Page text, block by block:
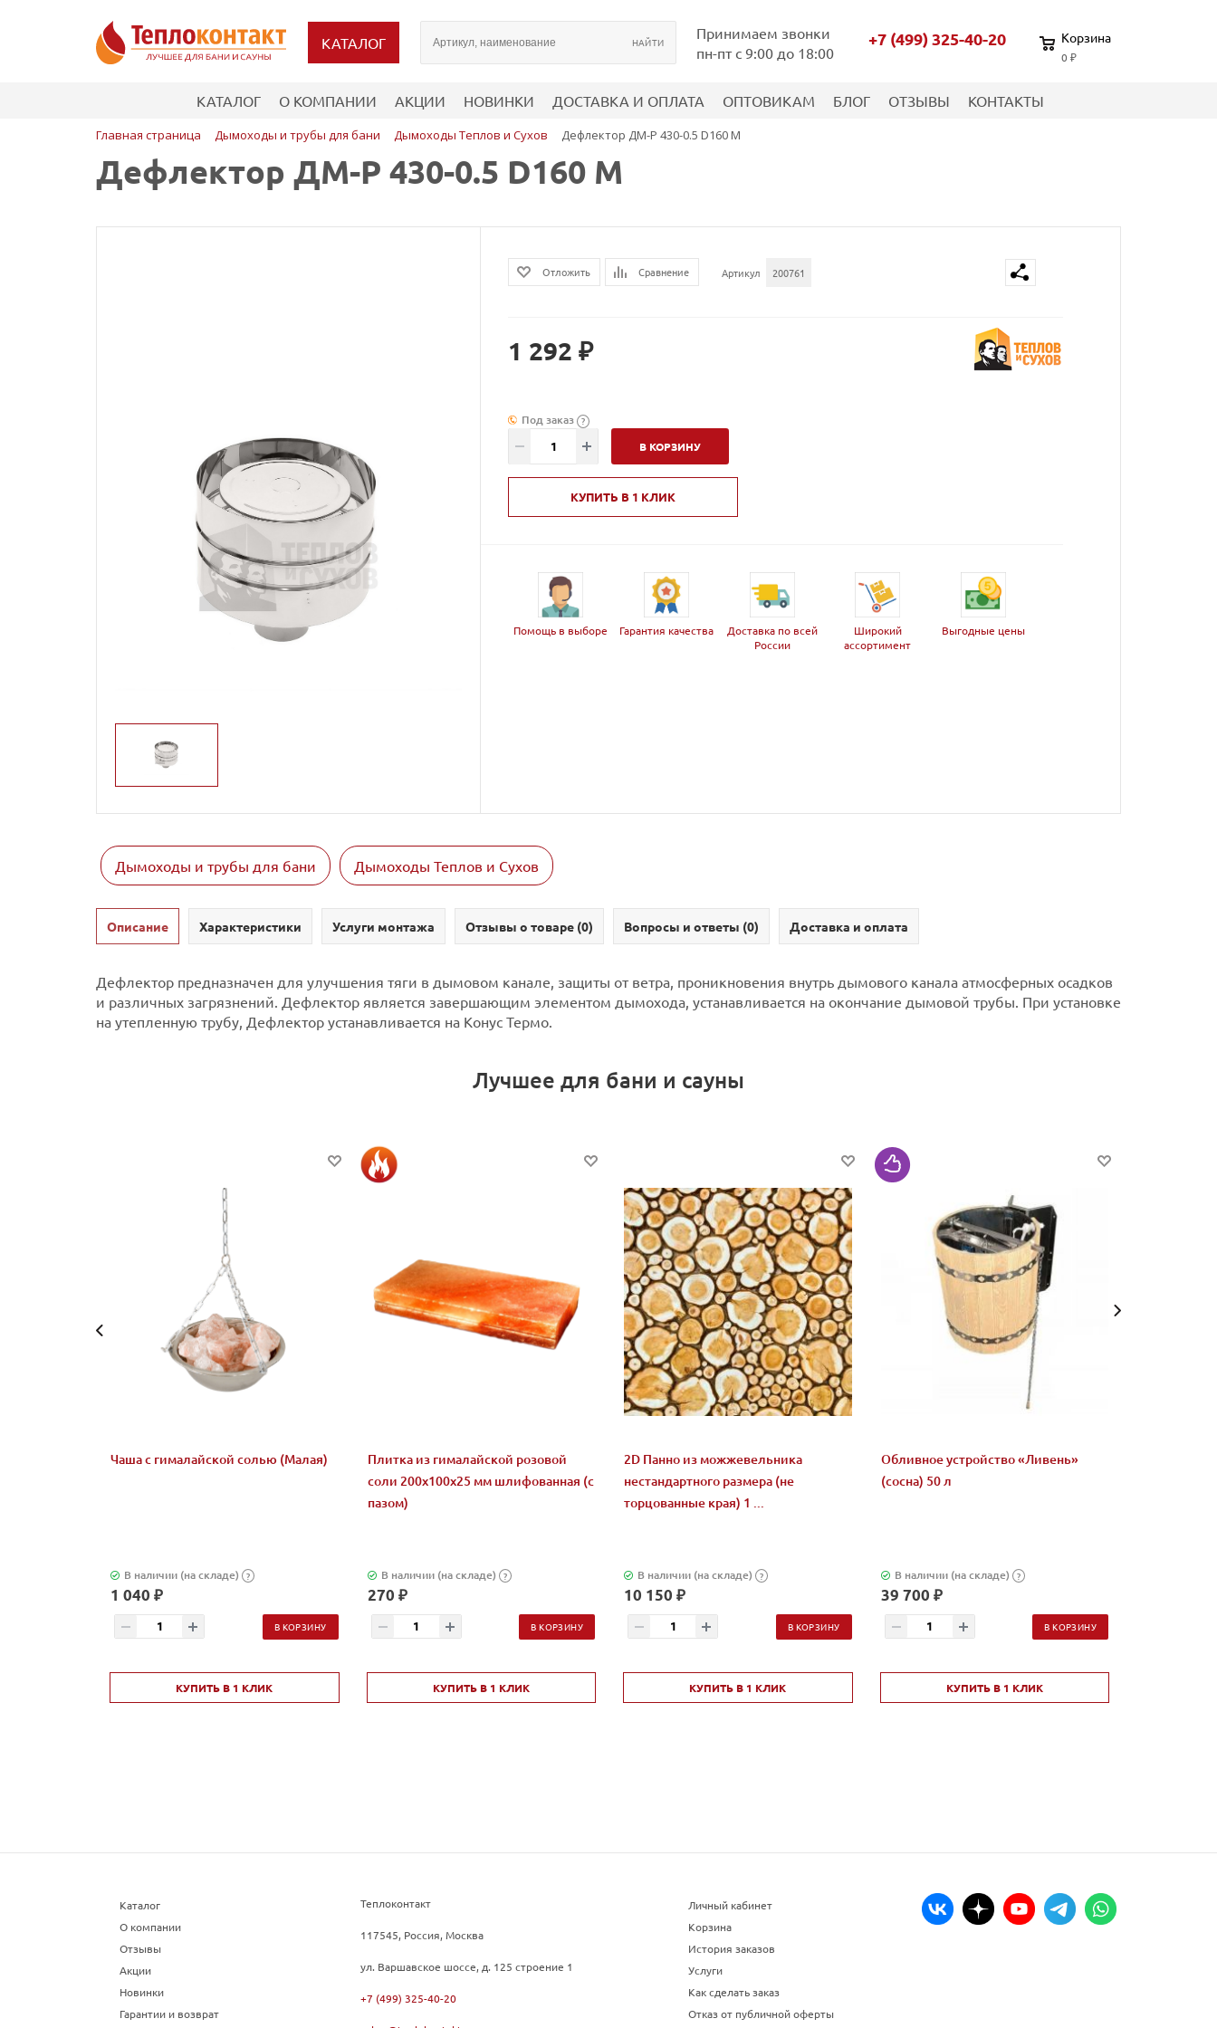
КАТАЛОГ
Принимаем звонки
пн-пт с 9:00 до 18:00
+7 (499) 325-40-20 Корзина
0 ₽
КАТАЛОГ О КОМПАНИИ АКЦИИ НОВИНКИ ДОСТАВКА И ОПЛАТА ОПТОВИКАМ БЛОГ ОТЗЫВЫ КОНТАКТЫ
Главная страница Дымоходы и трубы для бани Дымоходы Теплов и Сухов Дефлектор ДМ-Р 430-0.5 D160 М
Дефлектор ДМ-Р 430-0.5 D160 М
Отложить Сравнение Артикул 200761
1 292 ₽
Под заказ ?
В КОРЗИНУ
КУПИТЬ В 1 КЛИК
Помощь в выборе Гарантия качества
Доставка по всей
России
Широкий
ассортимент
Выгодные цены
Дымоходы и трубы для бани Дымоходы Теплов и Сухов
Описание Характеристики Услуги монтажа Отзывы о товаре (0) Вопросы и ответы (0) Доставка и оплата
Дефлектор предназначен для улучшения тяги в дымовом канале, защиты от ветра, проникновения внутрь дымового канала атмосферных осадков
и различных загрязнений. Дефлектор является завершающим элементом дымохода, устанавливается на окончание дымовой трубы. При установке
на утепленную трубу, Дефлектор устанавливается на Конус Термо.
Лучшее для бани и сауны
Чаша с гималайской солью (Малая)
В наличии (на складе) ?
1 040 ₽
В КОРЗИНУ
КУПИТЬ В 1 КЛИК
Плитка из гималайской розовой
соли 200x100x25 мм шлифованная (с
пазом)
В наличии (на складе) ?
270 ₽
В КОРЗИНУ
КУПИТЬ В 1 КЛИК
2D Панно из можжевельника
нестандартного размера (не
торцованные края) 1 ...
В наличии (на складе) ?
10 150 ₽
В КОРЗИНУ
КУПИТЬ В 1 КЛИК
Обливное устройство «Ливень»
(сосна) 50 л
В наличии (на складе) ?
39 700 ₽
В КОРЗИНУ
КУПИТЬ В 1 КЛИК
Каталог
О компании
Отзывы
Акции
Новинки
Гарантии и возврат
Теплоконтакт
117545, Россия, Москва
ул. Варшавское шоссе, д. 125 строение 1
+7 (499) 325-40-20
Личный кабинет
Корзина
История заказов
Услуги
Как сделать заказ
Отказ от публичной оферты